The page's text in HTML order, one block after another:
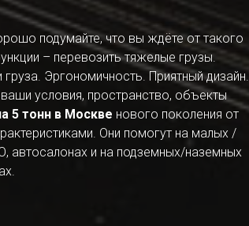
подумайте, что вы ждёте от такого
– перевозить тяжелые грузы.
Эргономичность. Приятный дизайн.
условия, пространство, объекты
5 тонн в Москве нового поколения от
Они помогут на малых /
автосалонах и на подземных/наземных